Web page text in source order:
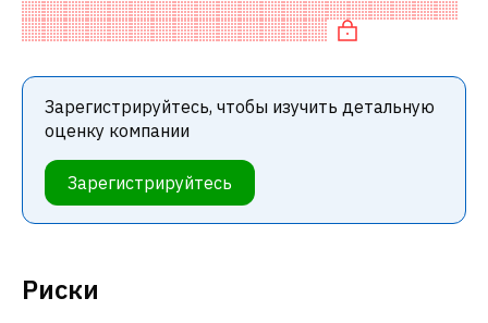
Риски
аналогичными акциями. В частности, акция
недооценена по EV/EBITDA.
Зарегистрируйтесь, чтобы изучить детальную
оценку компании
Зарегистрируйтесь